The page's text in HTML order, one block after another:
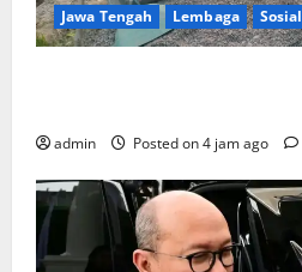
Jawa Tengah
Lembaga Sosial
admin Posted on 4 jam ago